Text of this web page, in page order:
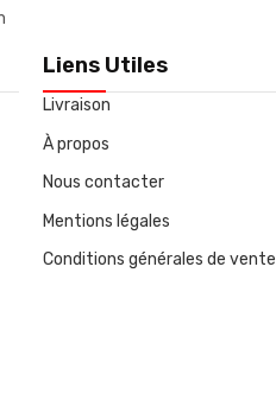
Liens Utiles
Livraison
À propos
Nous contacter
Mentions légales
Conditions générales de vente